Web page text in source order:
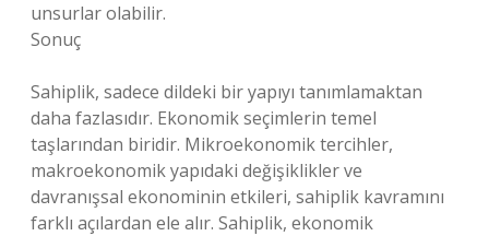
unsurlar olabilir.
Sonuç
Sahiplik, sadece dildeki bir yapıyı tanımlamaktan
daha fazlasıdır. Ekonomik seçimlerin temel
taşlarından biridir. Mikroekonomik tercihler,
makroekonomik yapıdaki değişiklikler ve
davranışsal ekonominin etkileri, sahiplik kavramını
farklı açılardan ele alır. Sahiplik, ekonomik